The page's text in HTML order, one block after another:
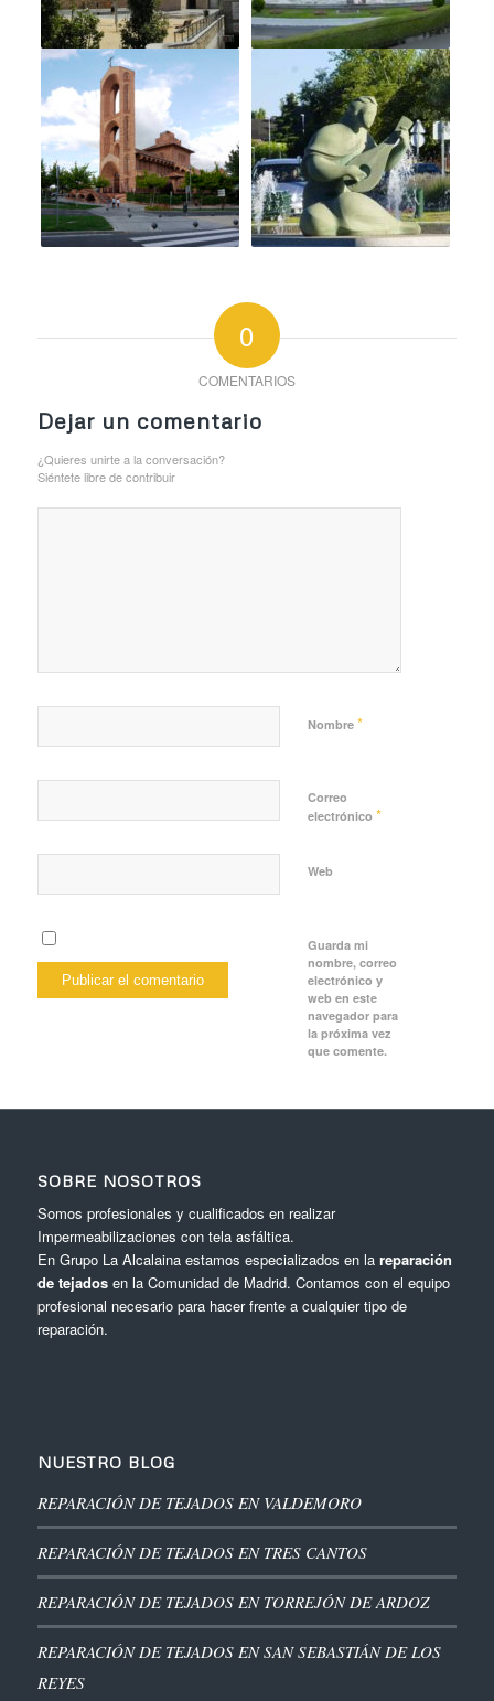
0
COMENTARIOS
Dejar un comentario
¿Quieres unirte a la conversación?
Siéntete libre de contribuir
Nombre *
Correo
electrónico *
Web
Guarda mi
nombre, correo
electrónico y
web en este
navegador para
la próxima vez
que comente.
SOBRE NOSOTROS
Somos profesionales y cualificados en realizar
Impermeabilizaciones con tela asfáltica.
En Grupo La Alcalaina estamos especializados en la reparación
de tejadosen la Comunidad de Madrid. Contamos con el equipo
profesional necesario para hacer frente a cualquier tipo de
reparación.
NUESTRO BLOG
REPARACIÓN DE TEJADOS EN VALDEMORO
REPARACIÓN DE TEJADOS EN TRES CANTOS
REPARACIÓN DE TEJADOS EN TORREJÓN DE ARDOZ
REPARACIÓN DE TEJADOS EN SAN SEBASTIÁN DE LOS
REYES